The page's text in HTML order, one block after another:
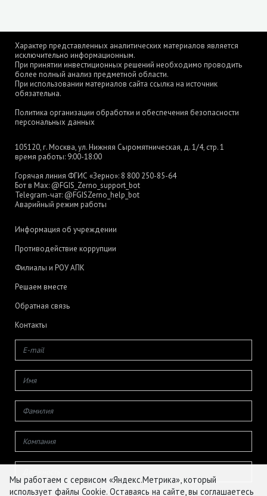
Характер представленных аналитических материалов является
исключительно информационным.
При принятии инвестиционных решений необходимо проводить
более полный анализ предметной области.
При использовании материалов сайта ссылка на источник
обязательна.
Политика организации обработки и обеспечения безопасности
персональных данных
105120, г. Москва, ул. Нижняя Сыромятническая, д. 1/4, стр. 1
время работы: 9:00-18:00
Горячая линия ФГИС «Зерно»: 8 800 250-85-64
Бот в Max: @FGIS_Zerno_support_bot
Telegram-чат: @FGISZerno_help_bot
Аварийный режим работы
Информация об учреждении
Противодействие коррупции
Филиалы и РОУ АПК
Решаем вместе
Обратная связь
Контакты
Мы работаем с сервисом «Яндекс.Метрика», который
использует файлы Cookie. Оставаясь на сайте, вы соглашаетесь